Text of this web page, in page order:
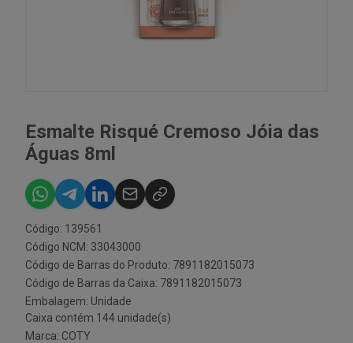
Esmalte Risqué Cremoso Jóia das
Águas 8ml
Código: 139561
Código NCM: 33043000
Código de Barras do Produto: 7891182015073
Código de Barras da Caixa: 7891182015073
Embalagem: Unidade
Caixa contém 144 unidade(s)
Marca: COTY